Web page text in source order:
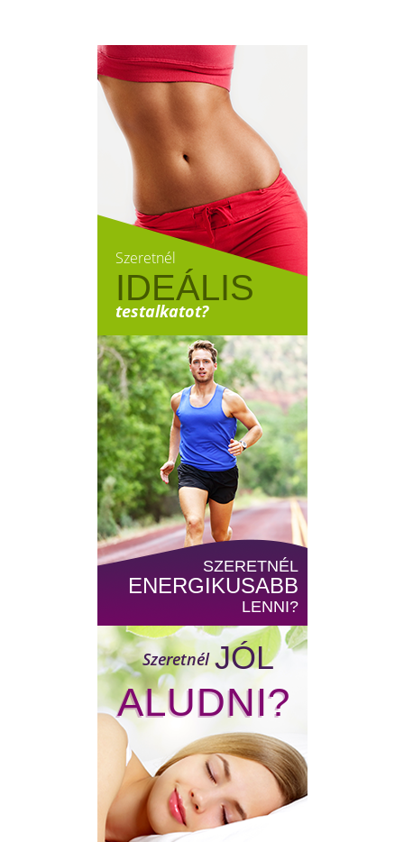
Szeretnél
IDEÁLIS
testalkatot?
SZERETNÉL
ENERGIKUSABB
LENNI?
Szeretnél JÓL
ALUDNI?